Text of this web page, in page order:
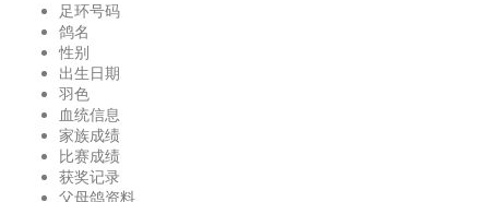
足环号码
鸽名
性别
出生日期
羽色
血统信息
家族成绩
比赛成绩
获奖记录
父母鸽资料